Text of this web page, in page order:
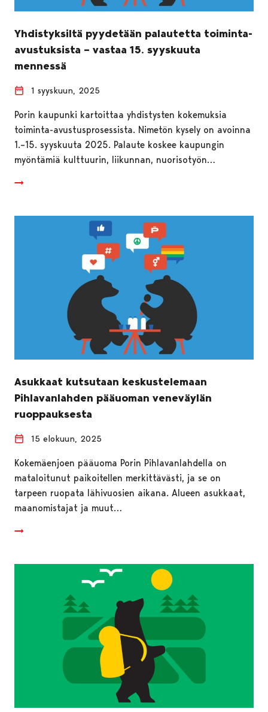
Yhdistyksiltä pyydetään palautetta toiminta-
avustuksista – vastaa 15. syyskuuta
mennessä
1 syyskuun, 2025
Porin kaupunki kartoittaa yhdistysten kokemuksia
toiminta-avustusprosessista. Nimetön kysely on avoinna
1.–15. syyskuuta 2025. Palaute koskee kaupungin
myöntämiä kulttuurin, liikunnan, nuorisotyön…
Asukkaat kutsutaan keskustelemaan
Pihlavanlahden pääuoman veneväylän
ruoppauksesta
15 elokuun, 2025
Kokemäenjoen pääuoma Porin Pihlavanlahdella on
mataloitunut paikoitellen merkittävästi, ja se on
tarpeen ruopata lähivuosien aikana. Alueen asukkaat,
maanomistajat ja muut…